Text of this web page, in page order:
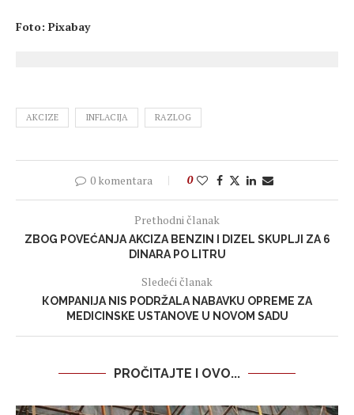
Foto: Pixabay
AKCIZE INFLACIJA RAZLOG
0 komentara 0
Prethodni članak
ZBOG POVEĆANJA AKCIZA BENZIN I DIZEL SKUPLJI ZA 6
DINARA PO LITRU
Sledeći članak
КOMPANIJA NIS PODRŽALA NABAVKU OPREME ZA
MEDICINSKE USTANOVE U NOVOM SADU
PROČITAJTE I OVO...